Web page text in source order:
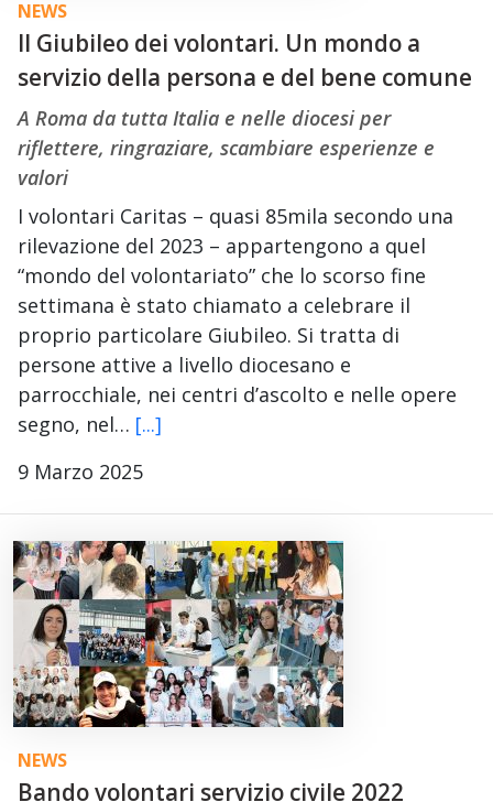
NEWS
Il Giubileo dei volontari. Un mondo a
servizio della persona e del bene comune
A Roma da tutta Italia e nelle diocesi per
riflettere, ringraziare, scambiare esperienze e
valori
I volontari Caritas – quasi 85mila secondo una
rilevazione del 2023 – appartengono a quel
“mondo del volontariato” che lo scorso fine
settimana è stato chiamato a celebrare il
proprio particolare Giubileo. Si tratta di
persone attive a livello diocesano e
parrocchiale, nei centri d’ascolto e nelle opere
segno, nel… [...]
9 Marzo 2025
NEWS
Bando volontari servizio civile 2022